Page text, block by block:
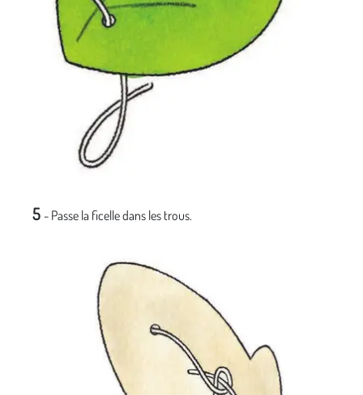
5 - Passe la ficelle dans les trous.